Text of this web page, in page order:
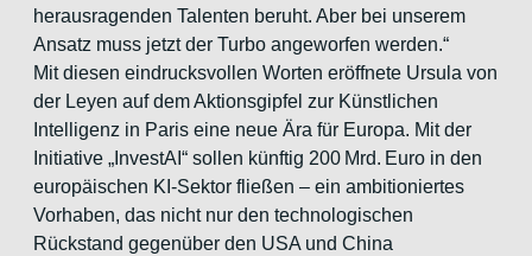
herausragenden Talenten beruht. Aber bei unserem
Ansatz muss jetzt der Turbo angeworfen werden.“
Mit diesen eindrucksvollen Worten eröffnete Ursula von
der Leyen auf dem Aktionsgipfel zur Künstlichen
Intelligenz in Paris eine neue Ära für Europa. Mit der
Initiative „InvestAI“ sollen künftig 200 Mrd. Euro in den
europäischen KI-Sektor fließen – ein ambitioniertes
Vorhaben, das nicht nur den technologischen
Rückstand gegenüber den USA und China